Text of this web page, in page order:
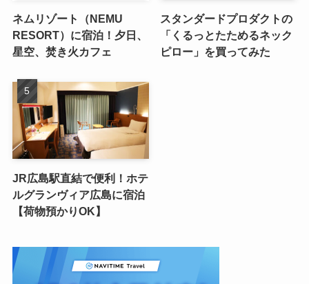
ネムリゾート（NEMU
RESORT）に宿泊！夕日、
星空、焚き火カフェ
スタンダードプロダクトの
「くるっとたためるネック
ピロー」を買ってみた
JR広島駅直結で便利！ホテ
ルグランヴィア広島に宿泊
【荷物預かりOK】